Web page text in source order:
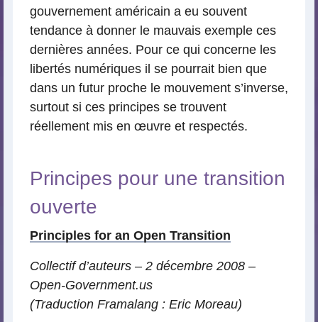
gouvernement américain a eu souvent
tendance à donner le mauvais exemple ces
dernières années. Pour ce qui concerne les
libertés numériques il se pourrait bien que
dans un futur proche le mouvement s’inverse,
surtout si ces principes se trouvent
réellement mis en œuvre et respectés.
Principes pour une transition
ouverte
Principles for an Open Transition
Collectif d’auteurs – 2 décembre 2008 –
Open-Government.us
(Traduction Framalang : Eric Moreau)